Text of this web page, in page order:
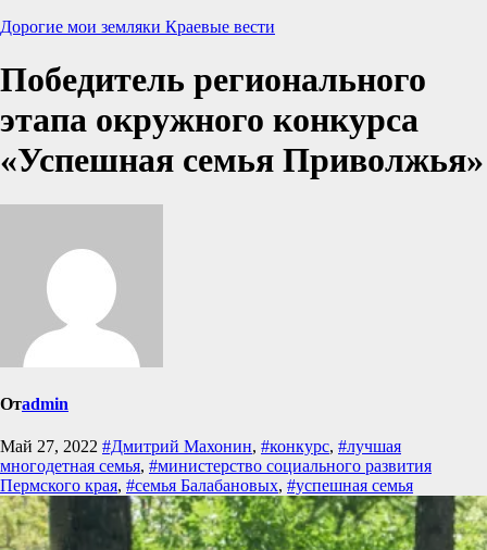
Дорогие мои земляки Краевые вести
Победитель регионального
этапа окружного конкурса
«Успешная семья Приволжья»
Отadmin
Май 27, 2022 #Дмитрий Махонин, #конкурс, #лучшая
многодетная семья, #министерство социального развития
Пермского края, #семья Балабановых, #успешная семья